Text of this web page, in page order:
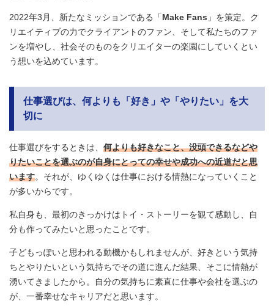
2022年3月、新たなミッションである「Make Fans 」を策定。ク
リエイティブの力でクライアントのファン、そして私たちのファ
ンを増やし、社会そのものをクリエイターの楽園にしていくとい
う想いを込めています。
仕事選びは、何よりも「好き」や「やりたい」を大
切に
仕事選びをするときは、 何よりも好きなこと、没頭できるなどや
りたいことを選ぶのが自身にとっての幸せや成功への近道だと思
います。それが、ゆくゆくは仕事における情熱になっていくこと
が多いからです。
私自身も、最初のきっかけはトイ・ストーリーを観て感動し、自
分も作ってみたいと思ったことです。
子どもっぽいと思われる動機かもしれませんが、好きという気持
ちとやりたいという気持ちでその道に進んだ結果、そこに情熱が
湧いてきましたから。自分の気持ちに素直に仕事や会社を選ぶの
が、一番幸せなキャリアだと思います。